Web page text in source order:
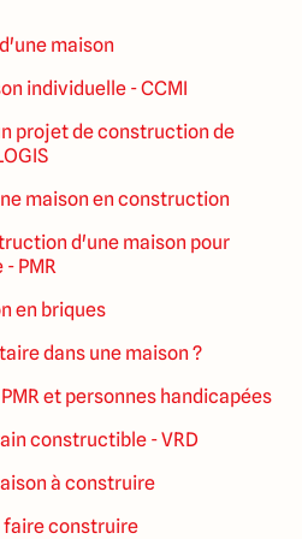
maison
individuelle - CCMI
projet de construction de
maison en construction
d'une maison pour
PMR
en briques
dans une maison ?
et personnes handicapées
constructible - VRD
à construire
faire construire